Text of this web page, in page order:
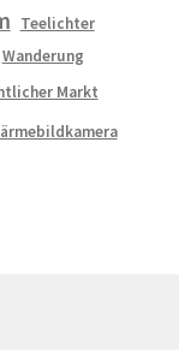
Teelichter
Wanderung
Markt